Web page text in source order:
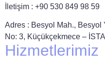
İletişim : +90 530 849 98 59
Adres : Besyol Mah., Besyol
No: 3, Küçükçekmece –
Hizmetlerimiz